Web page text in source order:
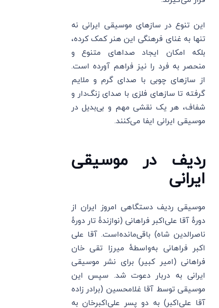
این تنوع در سازهای موسیقی ایرانی نه
تنها به غنای فرهنگی این هنر کمک کرده،
بلکه امکان ایجاد صداهای متنوع و
منحصر به فرد را نیز فراهم آورده است.
از سازهای چوبی با صدای گرم و ملایم
گرفته تا سازهای فلزی با صدای زنگ‌دار و
شفاف، هر یک نقشی مهم و بی‌بدیل در
موسیقی ایرانی ایفا می‌کنند.
ردیف در موسیقی
ایرانی
موسیقی ردیف دستگاهی امروز ایران از
دورهٔ آقا علی‌اکبر فراهانی (نوازندهٔ تار دورهٔ
ناصرالدین شاه) باقی‌مانده‌است. آقا علی
اکبر فراهانی به‌واسطهٔ میرزا تقی خان
فراهانی (امیر کبیر) برای نشر موسیقی
ایرانی به دربار دعوت شد. سپس این
موسیقی توسط آقا غلامحسین (برادر زاده
آقا علی‌اکبر) به دو پسر علی‌اکبرخان به